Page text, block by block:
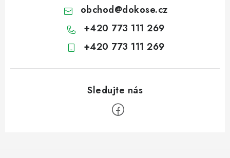
obchod@dokose.cz
+420 773 111 269
+420 773 111 269